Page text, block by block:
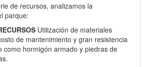
de recursos, analizamos la
parque:
Utilización de materiales
de mantenimiento y gran resistencia
como hormigón armado y piedras de